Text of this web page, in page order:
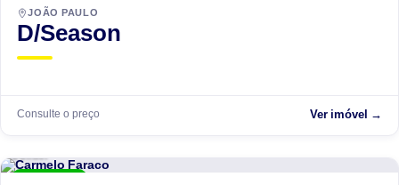
JOÃO PAULO
D/Season
Consulte o preço Ver imóvel →